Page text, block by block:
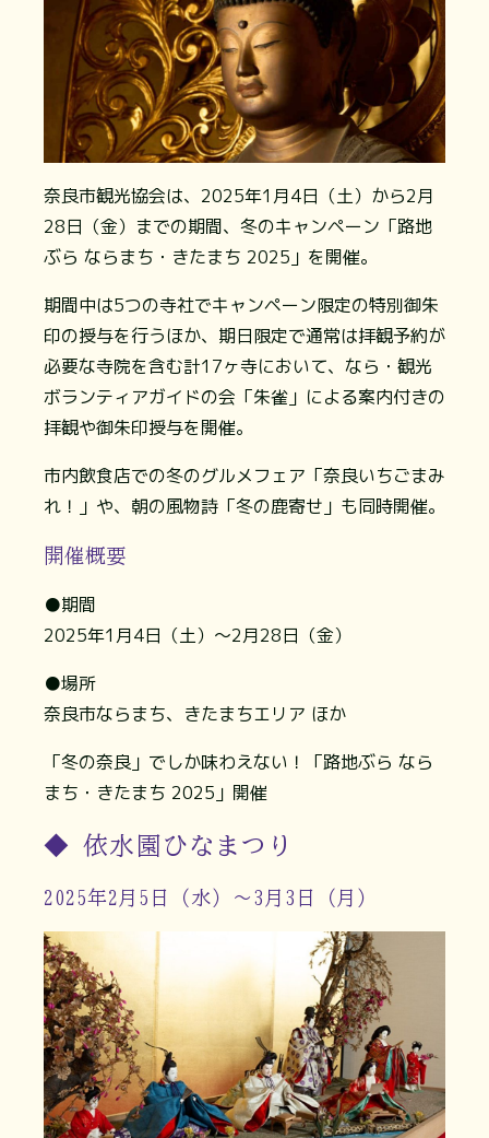
奈良市観光協会は、2025年1月4日（土）から2月
28日（金）までの期間、冬のキャンペーン「路地
ぶら ならまち・きたまち 2025」を開催。
期間中は5つの寺社でキャンペーン限定の特別御朱
印の授与を行うほか、期日限定で通常は拝観予約が
必要な寺院を含む計17ヶ寺において、なら・観光
ボランティアガイドの会「朱雀」による案内付きの
拝観や御朱印授与を開催。
市内飲食店での冬のグルメフェア「奈良いちごまみ
れ！」や、朝の風物詩「冬の鹿寄せ」も同時開催。
開催概要
●期間
2025年1月4日（土）～2月28日（金）
●場所
奈良市ならまち、きたまちエリア ほか
「冬の奈良」でしか味わえない！「路地ぶら なら
まち・きたまち 2025」開催
◆ 依水園ひなまつり
2025年2月5日（水）～3月3日（月）